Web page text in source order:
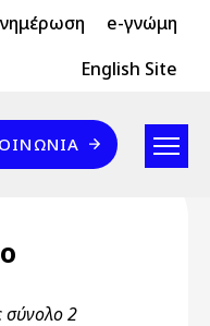
e-γνώμη
English Site
σύνολο 2